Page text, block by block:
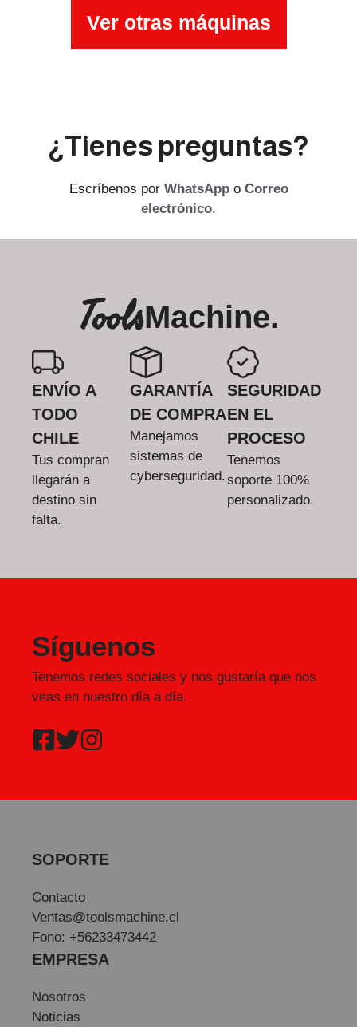
Ver otras máquinas
¿Tienes preguntas?
Escríbenos por WhatsAppo Correo
electrónico.
ToolsMachine.
ENVÍO A
TODO
CHILE
Tus compran
llegarán a
destino sin
falta.
GARANTÍA
DE COMPRA
Manejamos
sistemas de
cyberseguridad.
SEGURIDAD
EN EL
PROCESO
Tenemos
soporte 100%
personalizado.
Síguenos
Tenemos redes sociales y nos gustaría que nos
veas en nuestro día a día.
SOPORTE
Contacto
Ventas@toolsmachine.cl
Fono: +56233473442
EMPRESA
Nosotros
Noticias